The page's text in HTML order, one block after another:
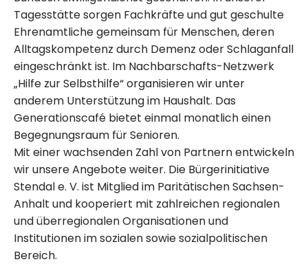
Tagesstätte sorgen Fachkräfte und gut geschulte
Ehrenamtliche gemeinsam für Menschen, deren
Alltagskompetenz durch Demenz oder Schlaganfall
eingeschränkt ist. Im Nachbarschafts-Netzwerk
„Hilfe zur Selbsthilfe“ organisieren wir unter
anderem Unterstützung im Haushalt. Das
Generationscafé bietet einmal monatlich einen
Begegnungsraum für Senioren.
Mit einer wachsenden Zahl von Partnern entwickeln
wir unsere Angebote weiter. Die Bürgerinitiative
Stendal e. V. ist Mitglied im Paritätischen Sachsen-
Anhalt und kooperiert mit zahlreichen regionalen
und überregionalen Organisationen und
Institutionen im sozialen sowie sozialpolitischen
Bereich.